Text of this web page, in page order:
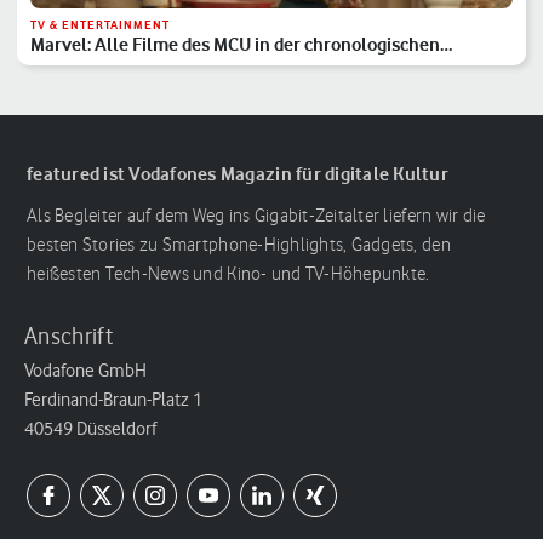
TV & ENTERTAINMENT
Marvel: Alle Filme des MCU in der chronologischen
Reihenfolge
featured ist Vodafones Magazin für digitale Kultur
Als Begleiter auf dem Weg ins Gigabit-Zeitalter liefern wir die
besten Stories zu Smartphone-Highlights, Gadgets, den
heißesten Tech-News und Kino- und TV-Höhepunkte.
Anschrift
Vodafone GmbH
Ferdinand-Braun-Platz 1
40549 Düsseldorf